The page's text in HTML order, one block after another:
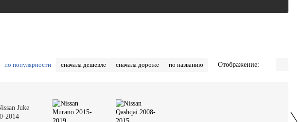
по популярности сначала дешевле сначала дороже по названию Отображение: